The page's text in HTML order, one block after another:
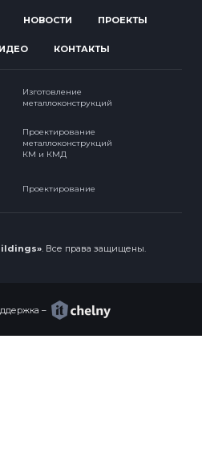
НОВОСТИ ПРОЕКТЫ
КОНТАКТЫ
Изготовление
металлоконструкций
Проектирование
металлоконструкций
КМ и КМД
Проектирование
.Все права защищены.
–